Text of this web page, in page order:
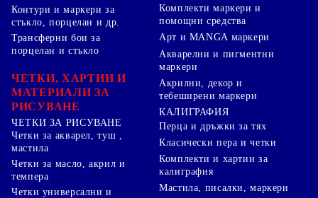
Контури и маркери за
стъкло, порцелан и др.
Трансферни бои за
порцелан и стъкло
ЧЕТКИ, ХАРТИИ И
МАТЕРИАЛИ ЗА
РИСУВАНЕ
ЧЕТКИ ЗА РИСУВАНЕ
Четки за акварел, туш ,
мастила
Четки за масло, акрил и
темпера
Четки универсални и
Комплекти маркери и
помощни средства
Арт и MANGA маркери
Акварелни и пигментни
маркери
Акрилни, декор и
тебеширени маркери
КАЛИГРАФИЯ
Перца и дръжки за тях
Класически пера и четки
Комплекти и хартии за
калиграфия
Мастила, писалки, маркери